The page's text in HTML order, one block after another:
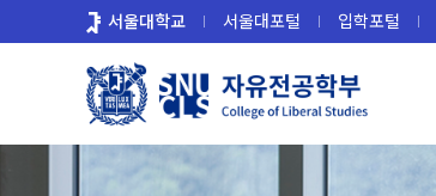
로
서울대학교 서울대포털 입학포털